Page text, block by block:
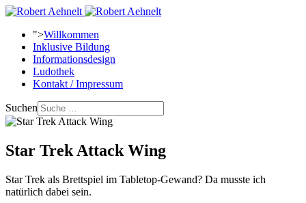
">Willkommen
Inklusive Bildung
Informationsdesign
Ludothek
Kontakt / Impressum
Suchen
Star Trek Attack Wing
Star Trek als Brettspiel im Tabletop-Gewand? Da musste ich
natürlich dabei sein.